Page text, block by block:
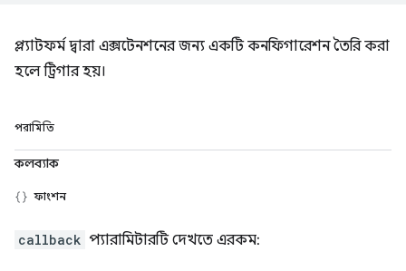
প্ল্যাটফর্ম দ্বারা এক্সটেনশনের জন্য একটি কনফিগারেশন তৈরি করা
হলে ট্রিগার হয়।
পরামিতি
কলব্যাক
ফাংশন
callback প্যারামিটারটি দেখতে এরকম: